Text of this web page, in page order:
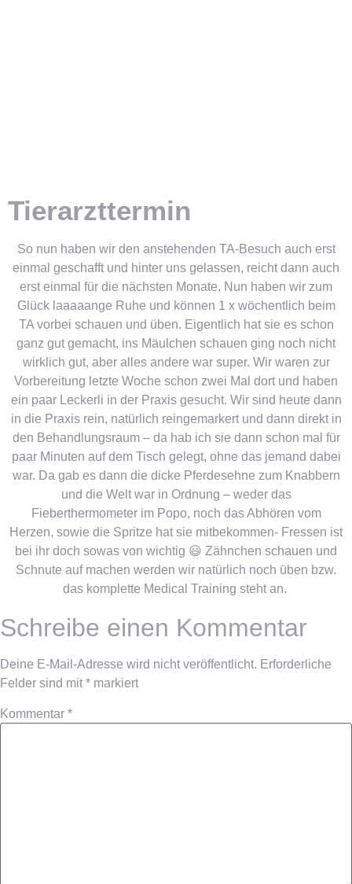
Tierarzttermin
So nun haben wir den anstehenden TA-Besuch auch erst
einmal geschafft und hinter uns gelassen, reicht dann auch
erst einmal für die nächsten Monate. Nun haben wir zum
Glück laaaaange Ruhe und können 1 x wöchentlich beim
TA vorbei schauen und üben. Eigentlich hat sie es schon
ganz gut gemacht, ins Mäulchen schauen ging noch nicht
wirklich gut, aber alles andere war super. Wir waren zur
Vorbereitung letzte Woche schon zwei Mal dort und haben
ein paar Leckerli in der Praxis gesucht. Wir sind heute dann
in die Praxis rein, natürlich reingemarkert und dann direkt in
den Behandlungsraum – da hab ich sie dann schon mal für
paar Minuten auf dem Tisch gelegt, ohne das jemand dabei
war. Da gab es dann die dicke Pferdesehne zum Knabbern
und die Welt war in Ordnung – weder das
Fieberthermometer im Popo, noch das Abhören vom
Herzen, sowie die Spritze hat sie mitbekommen- Fressen ist
bei ihr doch sowas von wichtig 😃 Zähnchen schauen und
Schnute auf machen werden wir natürlich noch üben bzw.
das komplette Medical Training steht an.
Schreibe einen Kommentar
Deine E-Mail-Adresse wird nicht veröffentlicht. Erforderliche
Felder sind mit * markiert
Kommentar *